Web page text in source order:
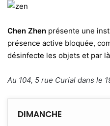
Chen Zhen présente une
présence active bloquée,
désinfecte les objets et par
Au 104, 5 rue Curial dans le
DIMANCHE